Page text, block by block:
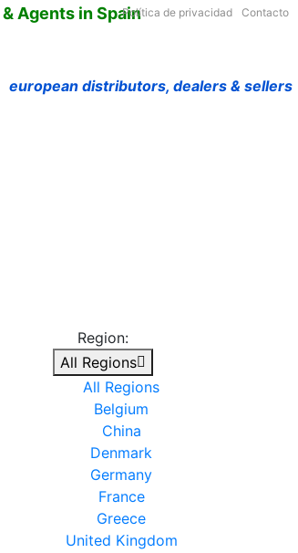
Agents in Spain
european distributors, dealers & sellers
Política de privacidad Contacto
Region:
All Regions
All Regions
Belgium
China
Denmark
Germany
France
Greece
United Kingdom